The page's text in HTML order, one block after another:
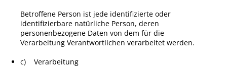
Betroffene Person ist jede identifizierte oder
identifizierbare natürliche Person, deren
personenbezogene Daten von dem für die
Verarbeitung Verantwortlichen verarbeitet werden.
c) Verarbeitung